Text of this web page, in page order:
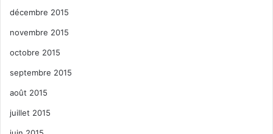
décembre 2015
novembre 2015
octobre 2015
septembre 2015
août 2015
juillet 2015